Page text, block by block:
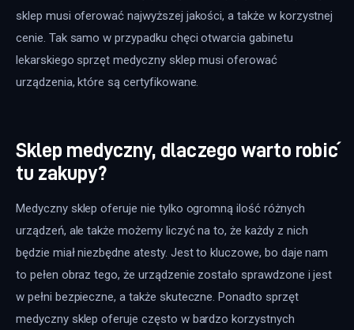
sklep musi oferować najwyższej jakości, a także w korzystnej
cenie. Tak samo w przypadku chęci otwarcia gabinetu
lekarskiego sprzęt medyczny sklep musi oferować
urządzenia, które są certyfikowane.
Sklep medyczny, dlaczego warto robić
tu zakupy?
Medyczny sklep oferuje nie tylko ogromną ilość różnych
urządzeń, ale także możemy liczyć na to, że każdy z nich
będzie miał niezbędne atesty. Jest to kluczowe, bo daje nam
to pełen obraz tego, że urządzenie zostało sprawdzone i jest
w pełni bezpieczne, a także skuteczne. Ponadto sprzęt
medyczny sklep oferuje często w bardzo korzystnych